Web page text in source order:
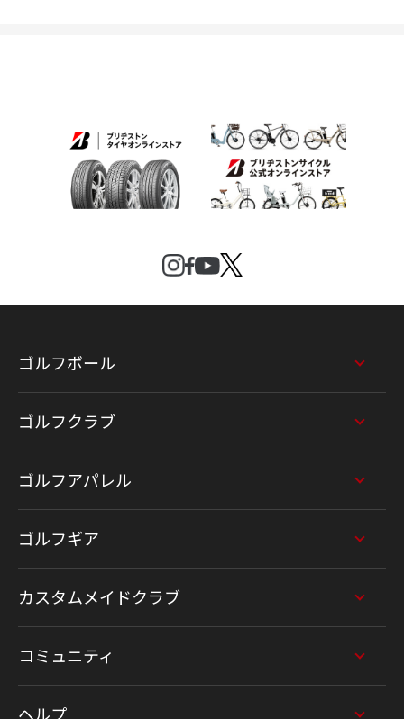
ゴルフボール
ゴルフクラブ
ゴルフアパレル
ゴルフギア
カスタムメイドクラブ
コミュニティ
ヘルプ